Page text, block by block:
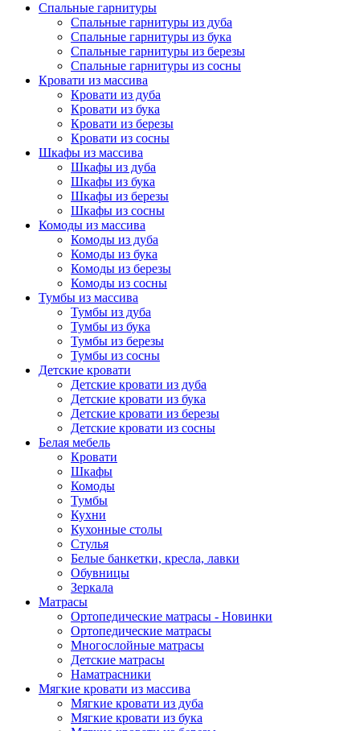
Спальные гарнитуры
Спальные гарнитуры из дуба
Спальные гарнитуры из бука
Спальные гарнитуры из березы
Спальные гарнитуры из сосны
Кровати из массива
Кровати из дуба
Кровати из бука
Кровати из березы
Кровати из сосны
Шкафы из массива
Шкафы из дуба
Шкафы из бука
Шкафы из березы
Шкафы из сосны
Комоды из массива
Комоды из дуба
Комоды из бука
Комоды из березы
Комоды из сосны
Тумбы из массива
Тумбы из дуба
Тумбы из бука
Тумбы из березы
Тумбы из сосны
Детские кровати
Детские кровати из дуба
Детские кровати из бука
Детские кровати из березы
Детские кровати из сосны
Белая мебель
Кровати
Шкафы
Комоды
Тумбы
Кухни
Кухонные столы
Стулья
Белые банкетки, кресла, лавки
Обувницы
Зеркала
Матрасы
Ортопедические матрасы - Новинки
Ортопедические матрасы
Многослойные матрасы
Детские матрасы
Наматрасники
Мягкие кровати из массива
Мягкие кровати из дуба
Мягкие кровати из бука